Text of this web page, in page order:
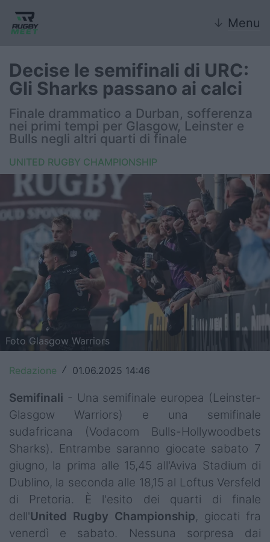
↓ Menu
Nazionali giovanili
Rugby Sevens
FIR
Internazionale
6 Nazioni
United Rugby Championship
Top14
Premiership
Champions Cup
Challenge Cup
World Rugby
Rugby World Cup
Super Rugby
Rugby in TV
Mercato
Serie A Elite
Decise le semifinali di URC:
Gli Sharks passano ai calci
Finale drammatico a Durban, sofferenza
nei primi tempi per Glasgow, Leinster e
Bulls negli altri quarti di finale
UNITED RUGBY CHAMPIONSHIP
Foto Glasgow Warriors
Redazione / 01.06.2025 14:46
Semifinali - Una semifinale europea (Leinster-
Glasgow Warriors) e una semifinale
sudafricana (Vodacom Bulls-Hollywoodbets
Sharks). Entrambe saranno giocate sabato 7
giugno, la prima alle 15,45 all'Aviva Stadium di
Dublino, la seconda alle 18,15 al Loftus Versfeld
di Pretoria. È l'esito dei quarti di finale
dell'United Rugby Championship, giocati fra
venerdì e sabato. Nessuna sorpresa dai